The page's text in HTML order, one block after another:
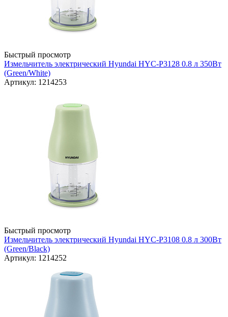
Быстрый просмотр
Измельчитель электрический Hyundai HYC-P3128 0.8 л 350Вт
(Green/White)
Артикул: 1214253
Быстрый просмотр
Измельчитель электрический Hyundai HYC-P3108 0.8 л 300Вт
(Green/Black)
Артикул: 1214252